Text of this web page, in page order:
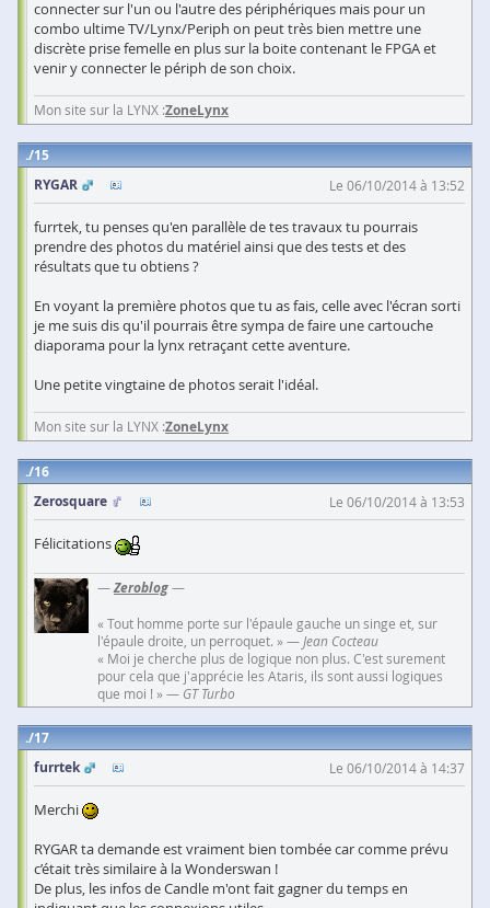
connecter sur l'un ou l'autre des périphériques mais pour un
combo ultime TV/Lynx/Periph on peut très bien mettre une
discrète prise femelle en plus sur la boite contenant le FPGA et
venir y connecter le périph de son choix.
Mon site sur la LYNX :ZoneLynx
15
RYGAR
Le 06/10/2014 à 13:52
furrtek, tu penses qu'en parallèle de tes travaux tu pourrais
prendre des photos du matériel ainsi que des tests et des
résultats que tu obtiens ?
En voyant la première photos que tu as fais, celle avec l'écran sorti
je me suis dis qu'il pourrais être sympa de faire une cartouche
diaporama pour la lynx retraçant cette aventure.
Une petite vingtaine de photos serait l'idéal.
Mon site sur la LYNX :ZoneLynx
16
Zerosquare
Le 06/10/2014 à 13:53
Félicitations
—Zeroblog—
« Tout homme porte sur l'épaule gauche un singe et, sur
l'épaule droite, un perroquet. » — Jean Cocteau
« Moi je cherche plus de logique non plus. C'est surement
pour cela que j'apprécie les Ataris, ils sont aussi logiques
que moi ! » — GT Turbo
17
furrtek
Le 06/10/2014 à 14:37
Merchi
RYGAR ta demande est vraiment bien tombée car comme prévu
c’était très similaire à la Wonderswan !
De plus, les infos de Candle m'ont fait gagner du temps en